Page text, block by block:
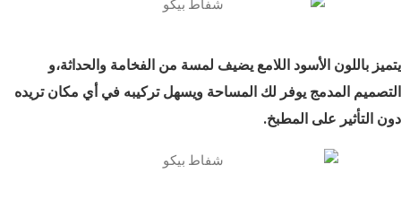
يتميز باللون الأسود اللامع يضيف لمسة من الفخامة والحداثة،و
التصميم المدمج يوفر لك المساحة ويسهل تركيبه في أي مكان تريده
دون التأثير على المطبخ.